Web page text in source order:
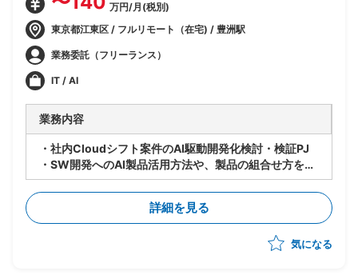
万円/月(税別)
東京都江東区 / フルリモート（在宅) / 豊洲駅
業務委託（フリーランス）
IT / AI
業務内容
・社内Cloudシフト案件のAI駆動開発化検討・検証PJ
・SW開発へのAI製品活用方法や、製品の組合せ方を検
討し、PJへのスキルトランスファーを推進
・9〜10月：ASTRAReq×GitLab Duoでの設計手順検
討・作成、概算見積もり根拠数値の収集の実施
・11〜1月：見積もり精度向上のための追加検証を実施
詳細を見る
気になる